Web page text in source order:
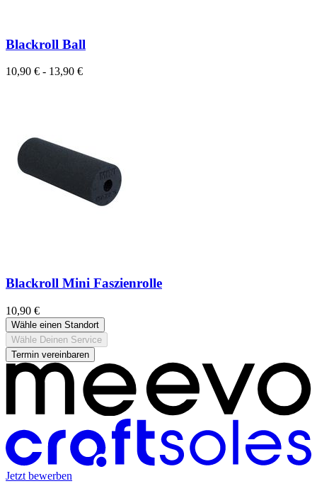
Blackroll Ball
10,90 € - 13,90 €
Blackroll Mini Faszienrolle
10,90 €
Wähle einen Standort
Wähle Deinen Service
Termin vereinbaren
Jetzt bewerben